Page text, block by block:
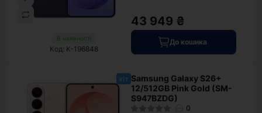
В наявності
Код: K-196848
43 949 ₴
До кошика
хіт Samsung Galaxy S26+
12/512GB Pink Gold (SM-
S947BZDG)
0